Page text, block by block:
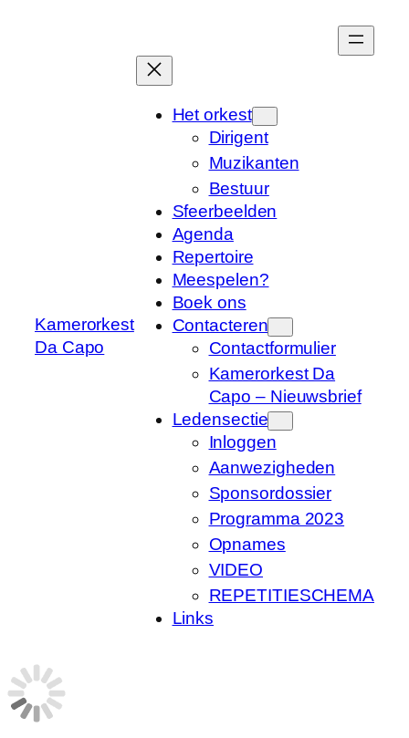
Kamerorkest
Da Capo
Het orkest
Dirigent
Muzikanten
Bestuur
Sfeerbeelden
Agenda
Repertoire
Meespelen?
Boek ons
Contacteren
Contactformulier
Kamerorkest Da
Capo – Nieuwsbrief
Ledensectie
Inloggen
Aanwezigheden
Sponsordossier
Programma 2023
Opnames
VIDEO
REPETITIESCHEMA
Links